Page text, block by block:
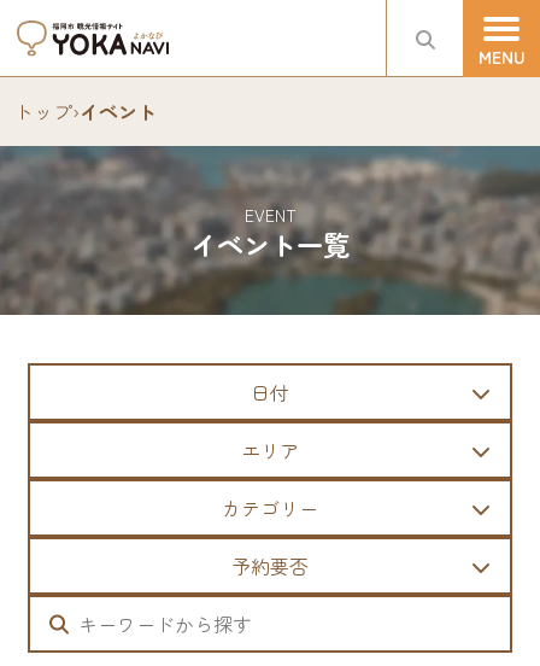
トップ›イベント
イベント一覧
EVENT
日付
エリア
カテゴリー
予約要否